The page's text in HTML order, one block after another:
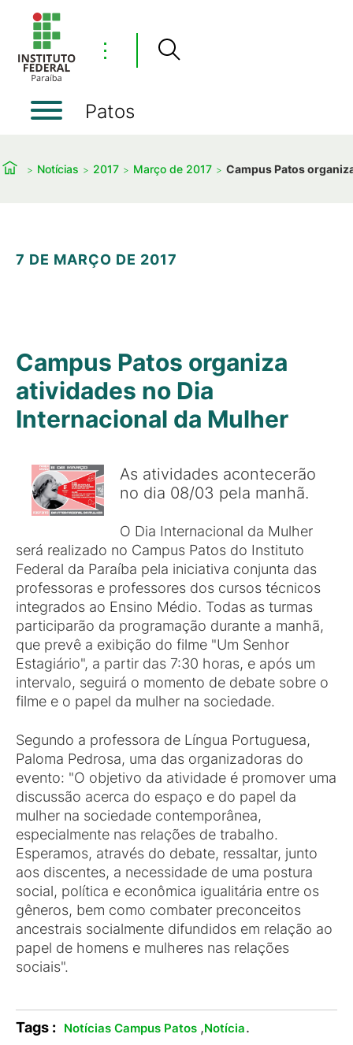
⋮
Patos
Notícias 2017 Março de 2017 Campus Patos
7 DE MARÇO DE 2017
Campus Patos organiza
atividades no Dia
Internacional da Mulher
As atividades acontecerão
no dia 08/03 pela manhã.
O Dia Internacional da Mulher
será realizado no Campus Patos do Instituto
Federal da Paraíba pela iniciativa conjunta das
professoras e professores dos cursos técnicos
integrados ao Ensino Médio. Todas as turmas
participarão da programação durante a manhã,
que prevê a exibição do filme "Um Senhor
Estagiário", a partir das 7:30 horas, e após um
intervalo, seguirá o momento de debate sobre o
filme e o papel da mulher na sociedade.
Segundo a professora de Língua Portuguesa,
Paloma Pedrosa, uma das organizadoras do
evento: "O objetivo da atividade é promover uma
discussão acerca do espaço e do papel da
mulher na sociedade contemporânea,
especialmente nas relações de trabalho.
Esperamos, através do debate, ressaltar, junto
aos discentes, a necessidade de uma postura
social, política e econômica igualitária entre os
gêneros, bem como combater preconceitos
ancestrais socialmente difundidos em relação ao
papel de homens e mulheres nas relações
sociais".
Tags : Notícias Campus Patos ,Notícia.